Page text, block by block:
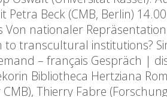
Petra Beck (CMB, Berlin)
Von nationaler
to transcultural institutions?
– français Gespräch |
Bibliotheca Hertziana
CMB), Thierry Fabre